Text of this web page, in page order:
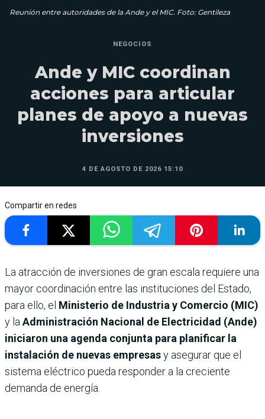
Reunión entre autoridades de la Ande y el MIC. Foto: Gentileza
NEGOCIOS
Ande y MIC coordinan
acciones para articular
planes de apoyo a nuevas
inversiones
4 DE AGOSTO DE 2026 15:10
Compartir en redes
La atracción de inversiones de gran escala requiere una
mayor coordinación entre las instituciones del Estado,
para ello, el Ministerio de Industria y Comercio (MIC)
y la Administración Nacional de Electricidad (Ande)
iniciaron una agenda conjunta para planificar la
instalación de nuevas empresasy asegurar que el
sistema eléctrico pueda responder a la creciente
demanda de energía.